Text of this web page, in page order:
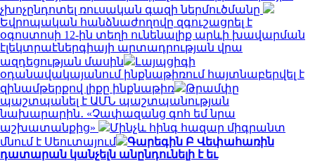
չխոչընդոտել ռուսական գազի ներմուծմանը
Եվրոպական հանձնաժողովը զգուշացրել է
օգոստոսի 12-ին տեղի ունենալիք արևի խավարման
էլեկտրաէներգիայի արտադրության վրա
ազդեցության մասին
Լայպցիգի
օդանավակայանում ինքնաթիռում հայտնաբերվել է
զինամթերքով լիքը ինքնաթիռ
Թրամփը
պաշտպանել է ԱՄՆ պաշտպանության
նախարարին․ «Չափազանց գոհ եմ նրա
աշխատանքից»
Մինչև հինգ հազար միգրանտ
մնում է Սեուտայում
Գարեգին Բ Վեփահառին
դատարան կանչելն անընդունելի է եւ